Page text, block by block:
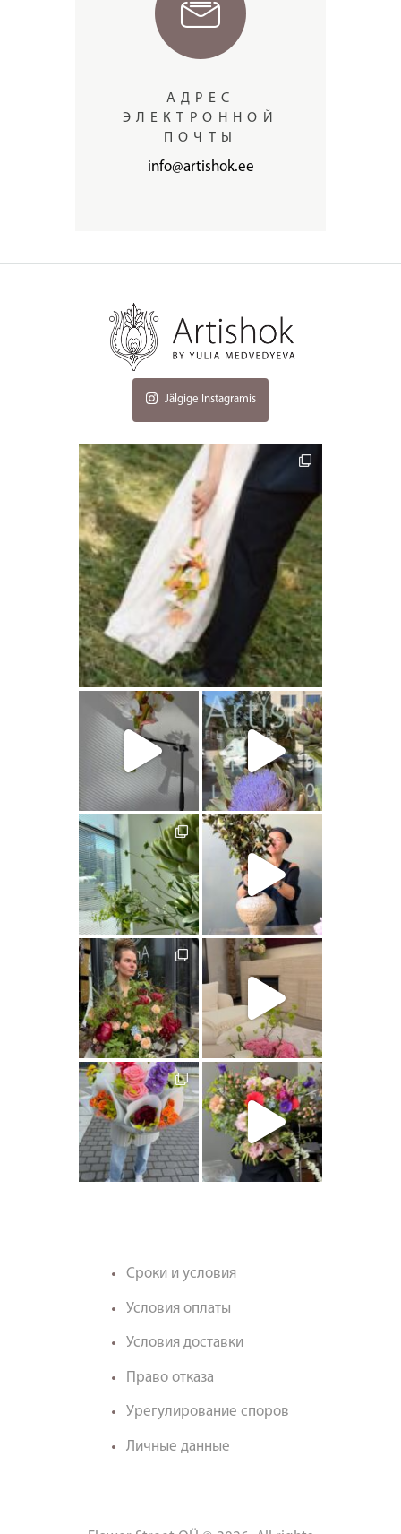
АДРЕС
ЭЛЕКТРОННОЙ
ПОЧТЫ
info@artishok.ee
Jälgige Instagramis
artishokflow
artishokflow artishokflow
artishokflow artishokflow
artishokflow artishokflow
artishokflow artishokflow
Сроки и условия
Условия оплаты
Условия доставки
Право отказа
Урегулирование споров
Личные данные